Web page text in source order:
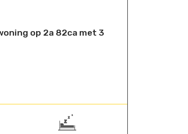
op 2a 82ca met 3